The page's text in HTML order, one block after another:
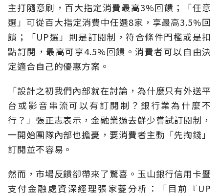
主打隨意刷，百大指定消費最高3%回饋；「任意
選」可從百大指定消費中任選8家，享最高3.5%回
饋；「UP選」則是訂閱制，符合條件門檻或是扣
點訂閱，最高可享4.5%回饋。消費者可以自由決
定適合自己的優惠方案。
「設計之初我們內部就在討論，為什麼只有外送平
台或影音串流可以有訂閱制？銀行業為什麼不
行？」張正志表示，金融業過去鮮少嘗試訂閱制，
一開始團隊內部也擔憂，要消費者主動「先掏錢」
訂閱並不容易。
然而，市場反饋卻帶來了驚喜。玉山銀行信用卡暨
支付金融處資深經理張家菱分析：「目前『UP